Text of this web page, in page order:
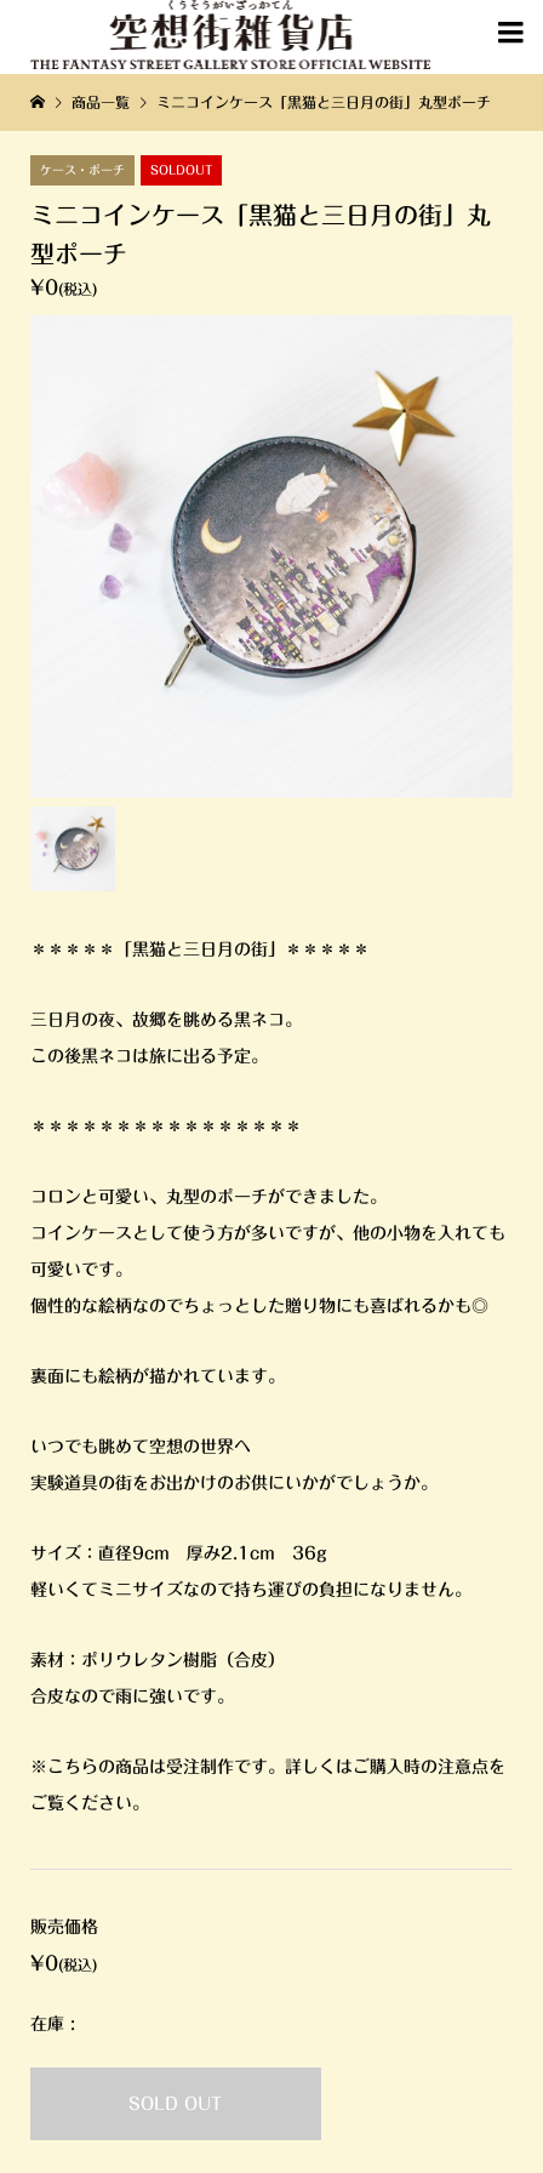

商品一覧 ミニコインケース「黒猫と三日月の街」丸型ポーチ
ケース・ポーチ SOLDOUT
ミニコインケース「黒猫と三日月の街」丸
型ポーチ
¥0(税込)
＊＊＊＊＊「黒猫と三日月の街」＊＊＊＊＊
三日月の夜、故郷を眺める黒ネコ。
この後黒ネコは旅に出る予定。
＊＊＊＊＊＊＊＊＊＊＊＊＊＊＊＊
コロンと可愛い、丸型のポーチができました。
コインケースとして使う方が多いですが、他の小物を入れても
可愛いです。
個性的な絵柄なのでちょっとした贈り物にも喜ばれるかも◎
裏面にも絵柄が描かれています。
いつでも眺めて空想の世界へ
実験道具の街をお出かけのお供にいかがでしょうか。
サイズ：直径9cm 厚み2.1cm 36g
軽いくてミニサイズなので持ち運びの負担になりません。
素材：ポリウレタン樹脂（合皮）
合皮なので雨に強いです。
※こちらの商品は受注制作です。詳しくはご購入時の注意点を
ご覧ください。
販売価格
¥0(税込)
在庫 :
SOLD OUT